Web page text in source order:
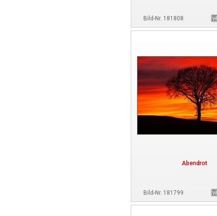
Bild-Nr. 181808
Abendrot
Bild-Nr. 181799